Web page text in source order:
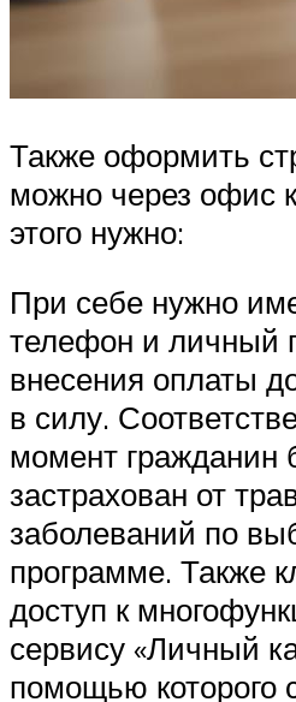
Также оформить
можно через офис
этого нужно:
При себе нужно
телефон и личный
внесения оплаты
в силу.
момент гражданин
застрахован от
заболеваний по
программе. Также
доступ к
сервису «Личный
помощью которого